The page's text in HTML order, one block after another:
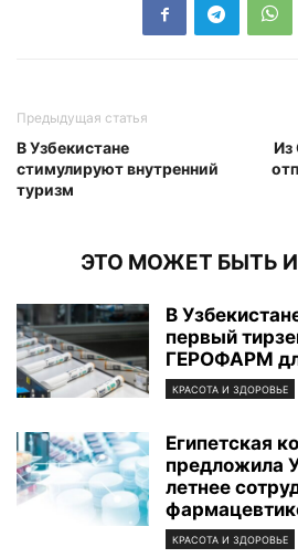
Предыдущая статья
В Узбекистане
стимулируют внутренний
туризм
Из
ЭТО МОЖЕТ БЫТЬ
В
первый
ГЕРОФАРМ
КРАСОТА И ЗДОРОВЬЕ
Египетская
предложила
летнее
КРАСОТА И ЗДОРОВЬЕ